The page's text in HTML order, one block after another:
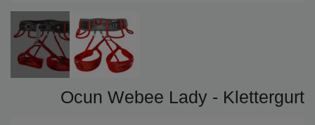
Ocun Webee Lady - Klettergurt